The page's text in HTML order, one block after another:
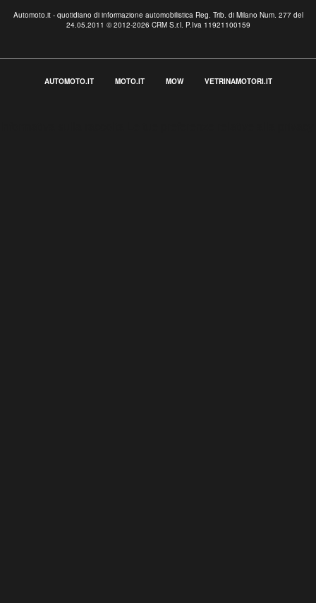
Automoto.it - quotidiano di informazione automobilistica Reg. Trib. di Milano Num. 277 del
24.05.2011 © 2012-2026 CRM S.r.l. P.Iva 11921100159
AUTOMOTO.IT MOTO.IT MOW VETRINAMOTORI.IT